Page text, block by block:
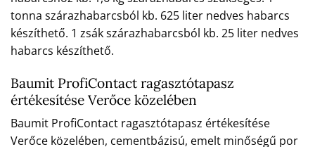
tonna szárazhabarcsból kb. 625 liter nedves habarcs
készíthető. 1 zsák szárazhabarcsból kb. 25 liter nedves
habarcs készíthető.
Baumit ProfiContact ragasztótapasz
értékesítése Verőce közelében
Baumit ProfiContact ragasztótapasz értékesítése
Verőce közelében, cementbázisú, emelt minőségű por